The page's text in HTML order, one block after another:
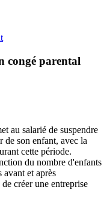
congé parental
au salarié de suspendre
de son enfant, avec la
cette période.
du nombre d'enfants
avant et après
créer une entreprise